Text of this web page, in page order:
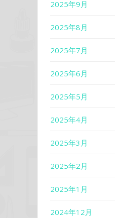
2025年9月
2025年8月
2025年7月
2025年6月
2025年5月
2025年4月
2025年3月
2025年2月
2025年1月
2024年12月